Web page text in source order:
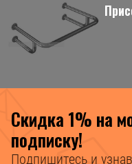
Скидка 1% на
подписку!
Подпишитесь и